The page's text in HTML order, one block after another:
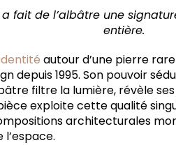
a fait de l’albâtre une
entière.
autour d’une pierre
depuis 1995. Son pouvoir
filtre la lumière, révèle
exploite cette qualité
architecturales